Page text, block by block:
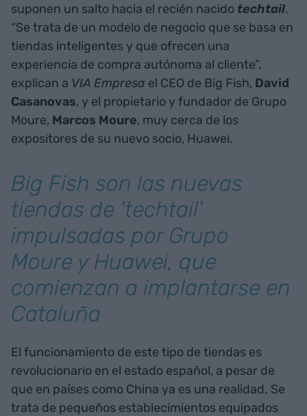
suponen un salto hacia el recién nacido techtail.
“Se trata de un modelo de negocio que se basa en
tiendas inteligentes y que ofrecen una
experiencia de compra autónoma al cliente”,
explican a VIA Empresa el CEO de Big Fish, David
Casanovas, y el propietario y fundador de Grupo
Moure, Marcos Moure, muy cerca de los
expositores de su nuevo socio, Huawei.
Big Fish son las nuevas
tiendas de 'techtail'
impulsadas por Grupo
Moure y Huawei, que
comienzan a implantarse en
Cataluña
El funcionamiento de este tipo de tiendas es
revolucionario en el estado español, a pesar de
que en países como China ya es una realidad. Se
trata de pequeños establecimientos equipados